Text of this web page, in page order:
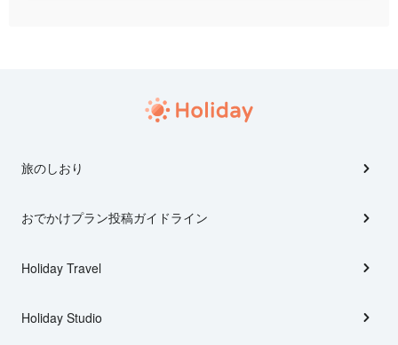
旅のしおり
おでかけプラン投稿ガイドライン
Holiday Travel
Holiday Studio